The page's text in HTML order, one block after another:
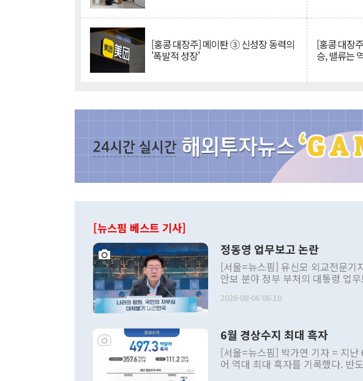
[홍콩 대장주] 메이퇀 ③ 신성장 동력의
'폭발적 성장'
[홍콩 대장
승, 밸류는
[뉴스핌 베스트 기사]
정동영 업무보고 논란
[서울=뉴스핌] 유신모 외교전문기
안보 분야 정부 부처의 대통령 업
발언 중에는 정부 내 조율을 거치
주의적 희망에 근거한 비현실적 구
관의 대북 정책 관련 발언이 물의
관 부처 장관이 공개적으로 부정
관의 무리한 대북 접근법과 월권을
2026-08-06 06:10
6월 경상수지 최대 흑자
[서울=뉴스핌] 박가연 기자 = 지난
어 역대 최대 흑자를 기록했다. 반